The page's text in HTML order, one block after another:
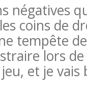
négatives
coins de
tempête
lors
et je vais